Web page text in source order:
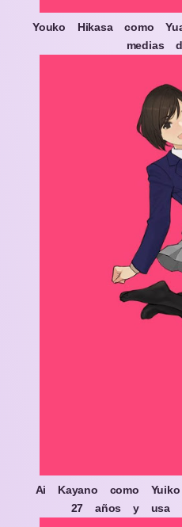
Youko Hikasa como
medias
Ai Kayano como
27 años y usa